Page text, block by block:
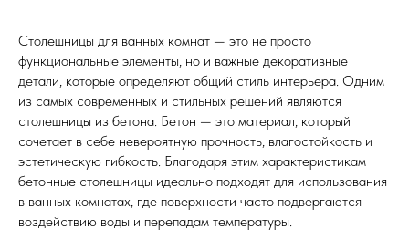
Столешницы для ванных комнат — это не просто
функциональные элементы, но и важные декоративные
детали, которые определяют общий стиль интерьера. Одним
из самых современных и стильных решений являются
столешницы из бетона. Бетон — это материал, который
сочетает в себе невероятную прочность, влагостойкость и
эстетическую гибкость. Благодаря этим характеристикам
бетонные столешницы идеально подходят для использования
в ванных комнатах, где поверхности часто подвергаются
воздействию воды и перепадам температуры.